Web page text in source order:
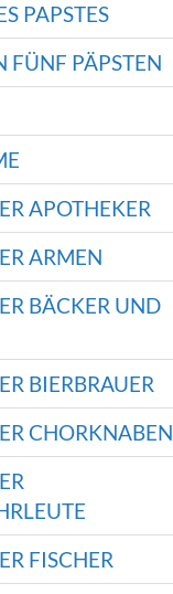
PAPSTES
FÜNF PÄPSTEN
APOTHEKER
ARMEN
BÄCKER UND
BIERBRAUER
CHORKNABEN
FISCHER